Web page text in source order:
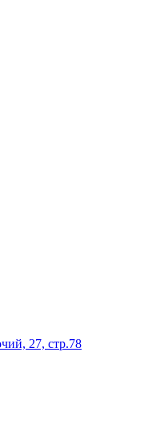
27, стр.78